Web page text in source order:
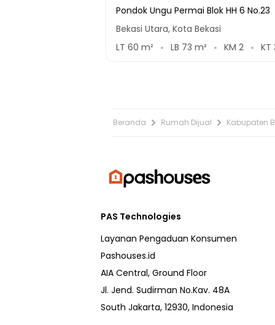
Pondok Ungu Permai Blok HH 6 No.23
Bekasi Utara, Kota Bekasi
LT 60 m² LB 73 m² KM 2 KT
Beranda Rumah Dijual Kabupaten
PAS Technologies
Layanan Pengaduan Konsumen
Pashouses.id
AIA Central, Ground Floor
Jl. Jend. Sudirman No.Kav. 48A
South Jakarta, 12930, Indonesia